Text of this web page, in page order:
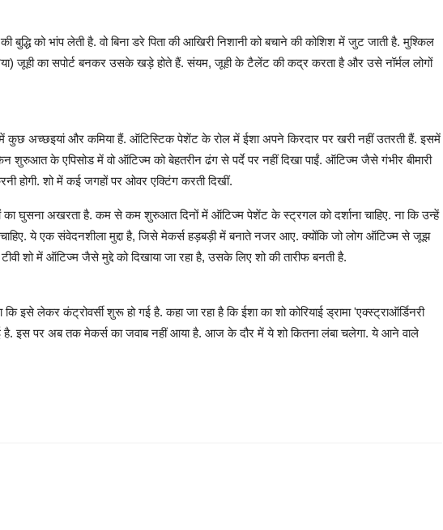
को भांप लेती है. वो बिना डरे पिता की आखिरी निशानी को बचाने की कोशिश में जुट जाती है. मुश्किल
जूही का सपोर्ट बनकर उसके खड़े होते हैं. संयम, जूही के टैलेंट की कद्र करता है और उसे नॉर्मल लोगों
कुछ अच्छइयां और कमिया हैं. ऑटिस्टिक पेशेंट के रोल में ईशा अपने किरदार पर खरी नहीं उतरती हैं. इसमें
शुरुआत के एपिसोड में वो ऑटिज्म को बेहतरीन ढंग से पर्दे पर नहीं दिखा पाईं. ऑटिज्म जैसे गंभीर बीमारी
होगी. शो में कई जगहों पर ओवर एक्टिंग करती दिखीं.
का घुसना अखरता है. कम से कम शुरुआत दिनों में ऑटिज्म पेशेंट के स्ट्रगल को दर्शाना चाहिए. ना कि उन्हें
चाहिए. ये एक संवेदनशीला मुद्दा है, जिसे मेकर्स हड़बड़ी में बनाते नजर आए. क्योंकि जो लोग ऑटिज्म से जूझ
शो में ऑटिज्म जैसे मुद्दे को दिखाया जा रहा है, उसके लिए शो की तारीफ बनती है.
इसे लेकर कंट्रोवर्सी शुरू हो गई है. कहा जा रहा है कि ईशा का शो कोरियाई ड्रामा 'एक्स्ट्राऑर्डिनरी
है. इस पर अब तक मेकर्स का जवाब नहीं आया है. आज के दौर में ये शो कितना लंबा चलेगा. ये आने वाले